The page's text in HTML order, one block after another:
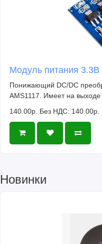
Модуль питания 3.3В
Понижающий DC/DC
AMS1117. Имеет на
140.00р. Без НДС: 140.00р.
Новинки